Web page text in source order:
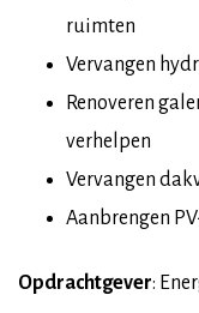
ruimten
Vervangen
Renoveren
verhelpen
Vervangen
Aanbrengen
Opdrachtgever: